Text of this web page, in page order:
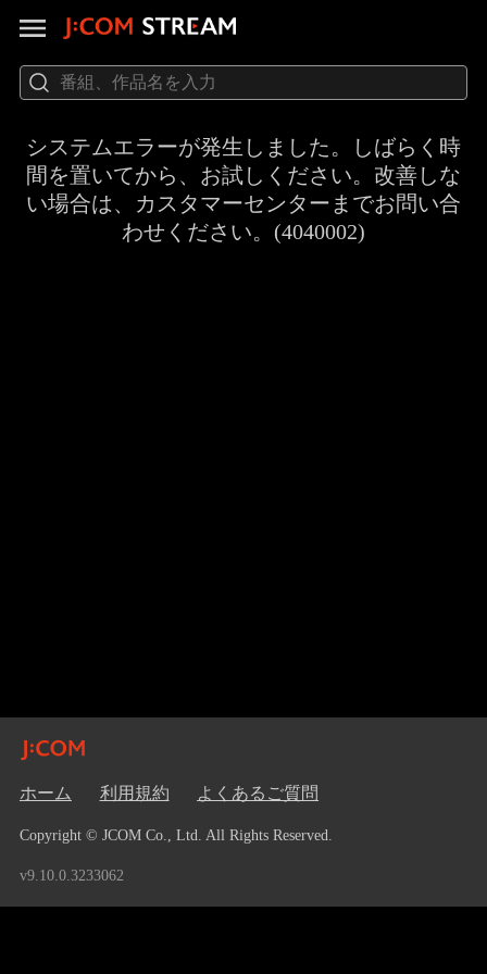
システムエラーが発生しました。しばらく時
間を置いてから、お試しください。改善しな
い場合は、カスタマーセンターまでお問い合
わせください。(4040002)
ホーム 利用規約 よくあるご質問
Copyright © JCOM Co., Ltd. All Rights Reserved.
v9.10.0.3233062